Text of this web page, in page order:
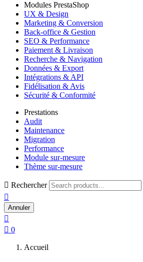
Modules PrestaShop
UX & Design
Marketing & Conversion
Back-office & Gestion
SEO & Performance
Paiement & Livraison
Recherche & Navigation
Données & Export
Intégrations & API
Fidélisation & Avis
Sécurité & Conformité
Prestations
Audit
Maintenance
Migration
Performance
Module sur-mesure
Thème sur-mesure
 Rechercher

Annuler

 0
Accueil